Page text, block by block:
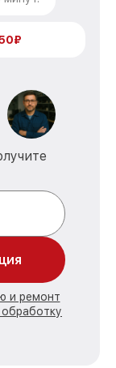
и ремонт